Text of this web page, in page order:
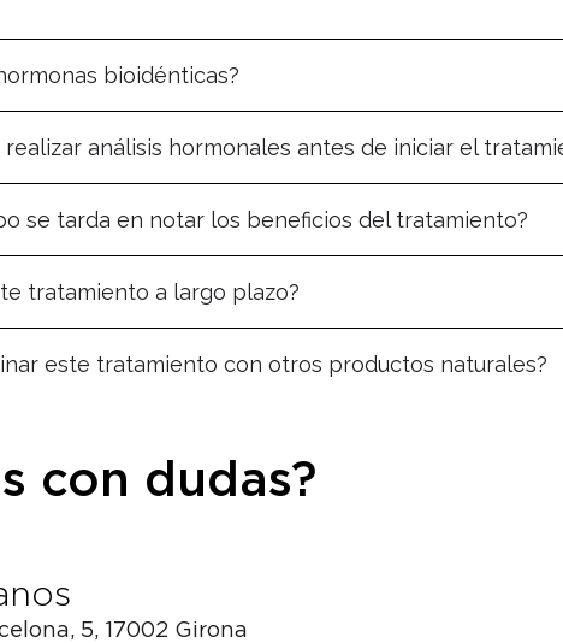
bioidénticas?
realizar análisis hormonales antes de iniciar el
se tarda en notar los beneficios del tratamiento?
tratamiento a largo plazo?
este tratamiento con otros productos naturales?
con dudas?
5, 17002 Girona